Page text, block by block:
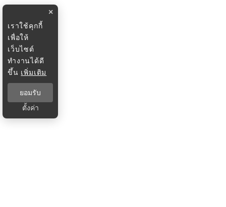
×
เราใช้คุกกี้
เพื่อให้
เว็บไซต์
ทำงานได้ดี
ขึ้น เพิ่มเติม
ยอมรับ
ตั้งค่า